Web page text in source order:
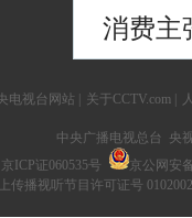
消费主
电视台网站 关于CCTV.com
中央广播电视总台 央
京ICP证060535号
京公网安
传播视听节目许可证号